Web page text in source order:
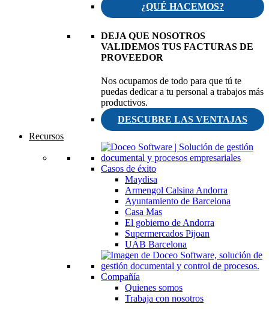
¿QUÉ HACEMOS?
DEJA QUE NOSOTROS
VALIDEMOS TUS FACTURAS DE
PROVEEDOR
Nos ocupamos de todo para que tú te
puedas dedicar a tu personal a trabajos más
productivos.
DESCUBRE LAS VENTAJAS
Recursos
Casos de éxito
Maydisa
Armengol Calsina Andorra
Ayuntamiento de Barcelona
Casa Mas
El gobierno de Andorra
Supermercados Pijoan
UAB Barcelona
Compañía
Quienes somos
Trabaja con nosotros